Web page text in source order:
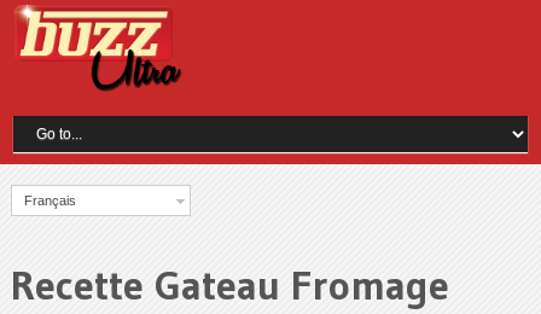
Français
Recette Gateau Fromage